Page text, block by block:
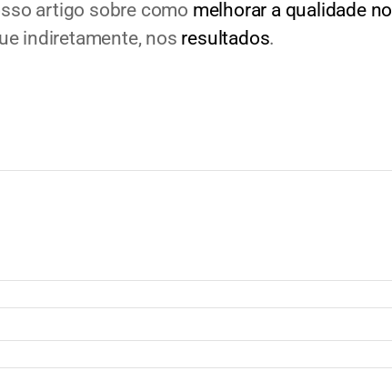
artigo sobre como melhorar a qualidade no
indiretamente, nos resultados.